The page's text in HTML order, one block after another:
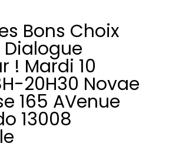
Bons Choix
! Mardi 10
20H30 Novae
165 AVenue
13008